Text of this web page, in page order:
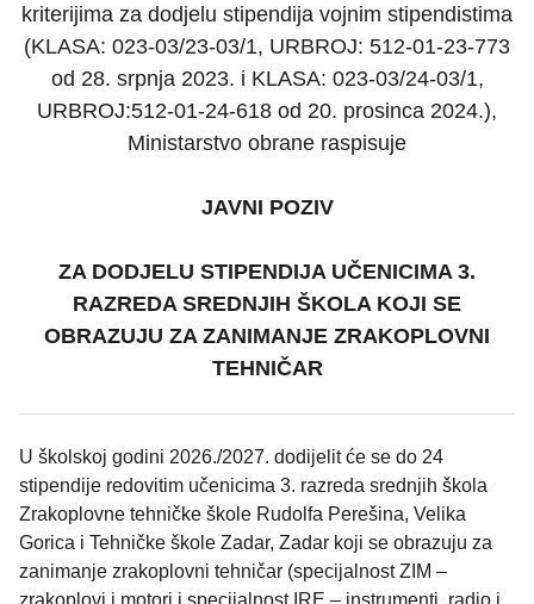
kriterijima za dodjelu stipendija vojnim stipendistima
(KLASA: 023-03/23-03/1, URBROJ: 512-01-23-773
od 28. srpnja 2023. i KLASA: 023-03/24-03/1,
URBROJ:512-01-24-618 od 20. prosinca 2024.),
Ministarstvo obrane raspisuje
JAVNI POZIV
ZA DODJELU STIPENDIJA UČENICIMA 3.
RAZREDA SREDNJIH ŠKOLA KOJI SE
OBRAZUJU ZA ZANIMANJE ZRAKOPLOVNI
TEHNIČAR
U školskoj godini 2026./2027. dodijelit će se do 24
stipendije redovitim učenicima 3. razreda srednjih škola
Zrakoplovne tehničke škole Rudolfa Perešina, Velika
Gorica i Tehničke škole Zadar, Zadar koji se obrazuju za
zanimanje zrakoplovni tehničar (specijalnost ZIM –
zrakoplovi i motori i specijalnost IRE – instrumenti, radio i